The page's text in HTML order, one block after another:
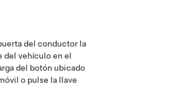
del conductor la
del vehículo en el
del botón ubicado
o pulse la llave